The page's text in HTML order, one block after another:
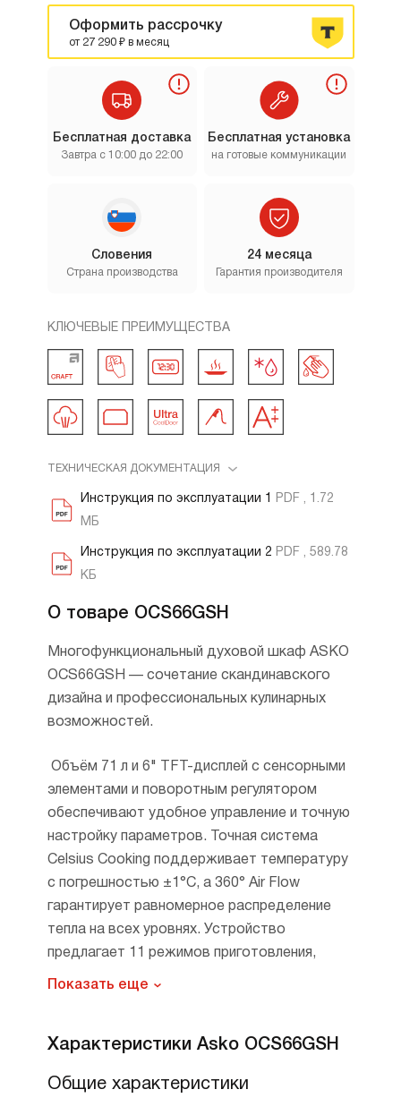
Оформить рассрочку
от 27 290 ₽ в месяц
Бесплатная доставка
Завтра с 10:00 до 22:00
24 месяца
Гарантия производителя
Бесплатная установка
на готовые коммуникации
Словения
Страна производства
КЛЮЧЕВЫЕ ПРЕИМУЩЕСТВА
ТЕХНИЧЕСКАЯ ДОКУМЕНТАЦИЯ
Инструкция по эксплуатации 1
PDF , 1.72
МБ
Инструкция по эксплуатации 2 PDF , 589.78
КБ
О товаре OCS66GSH
Многофункциональный духовой шкаф ASKO
OCS66GSH — сочетание скандинавского
дизайна и профессиональных кулинарных
возможностей.
Объём 71 л и 6" TFT-дисплей с сенсорными
элементами и поворотным регулятором
обеспечивают удобное управление и точную
настройку параметров. Точная система
Celsius Cooking поддерживает температуру
с погрешностью ±1°C, а 360° Air Flow
гарантирует равномерное распределение
тепла на всех уровнях. Устройство
предлагает 11 режимов приготовления,
включая AirFry и программы для sous‑vide, а
возможности приготовления и помогает
Диапазон рабочих температур 30–250°C и
Показать еще
Характеристики Asko OCS66GSH
Общие характеристики